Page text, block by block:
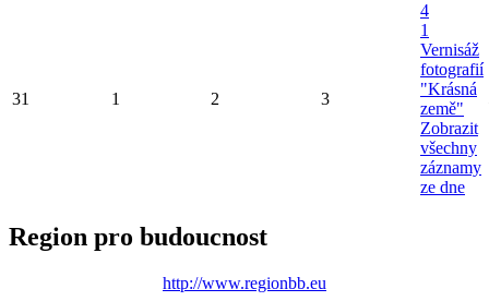
31 1 2 3
4
1
Vernisáž
fotografií
"Krásná
země"
Zobrazit
všechny
záznamy
ze dne
Region pro budoucnost
http://www.regionbb.eu